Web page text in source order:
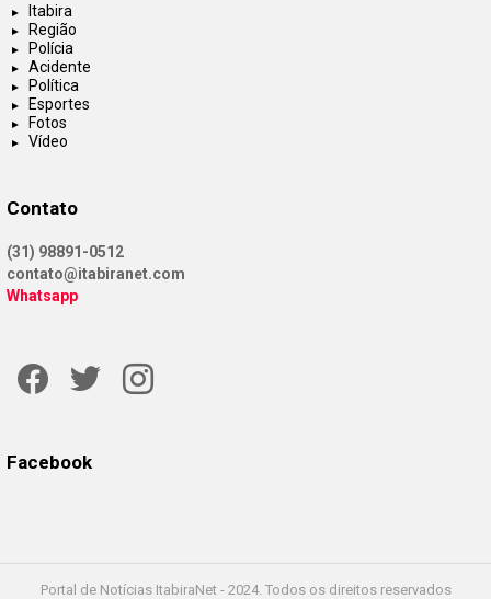
Itabira
Região
Polícia
Acidente
Política
Esportes
Fotos
Vídeo
Contato
(31) 98891-0512
contato@itabiranet.com
Whatsapp
Facebook
Portal de Notícias ItabiraNet - 2024. Todos os direitos reservados